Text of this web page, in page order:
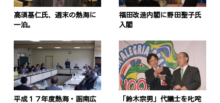
高須基仁氏、週末の熱海に
一泊。
福田改造内閣に野田聖子氏
入閣
平成１７年度熱海・函南広
「鈴木宗男」代議士を叱咤